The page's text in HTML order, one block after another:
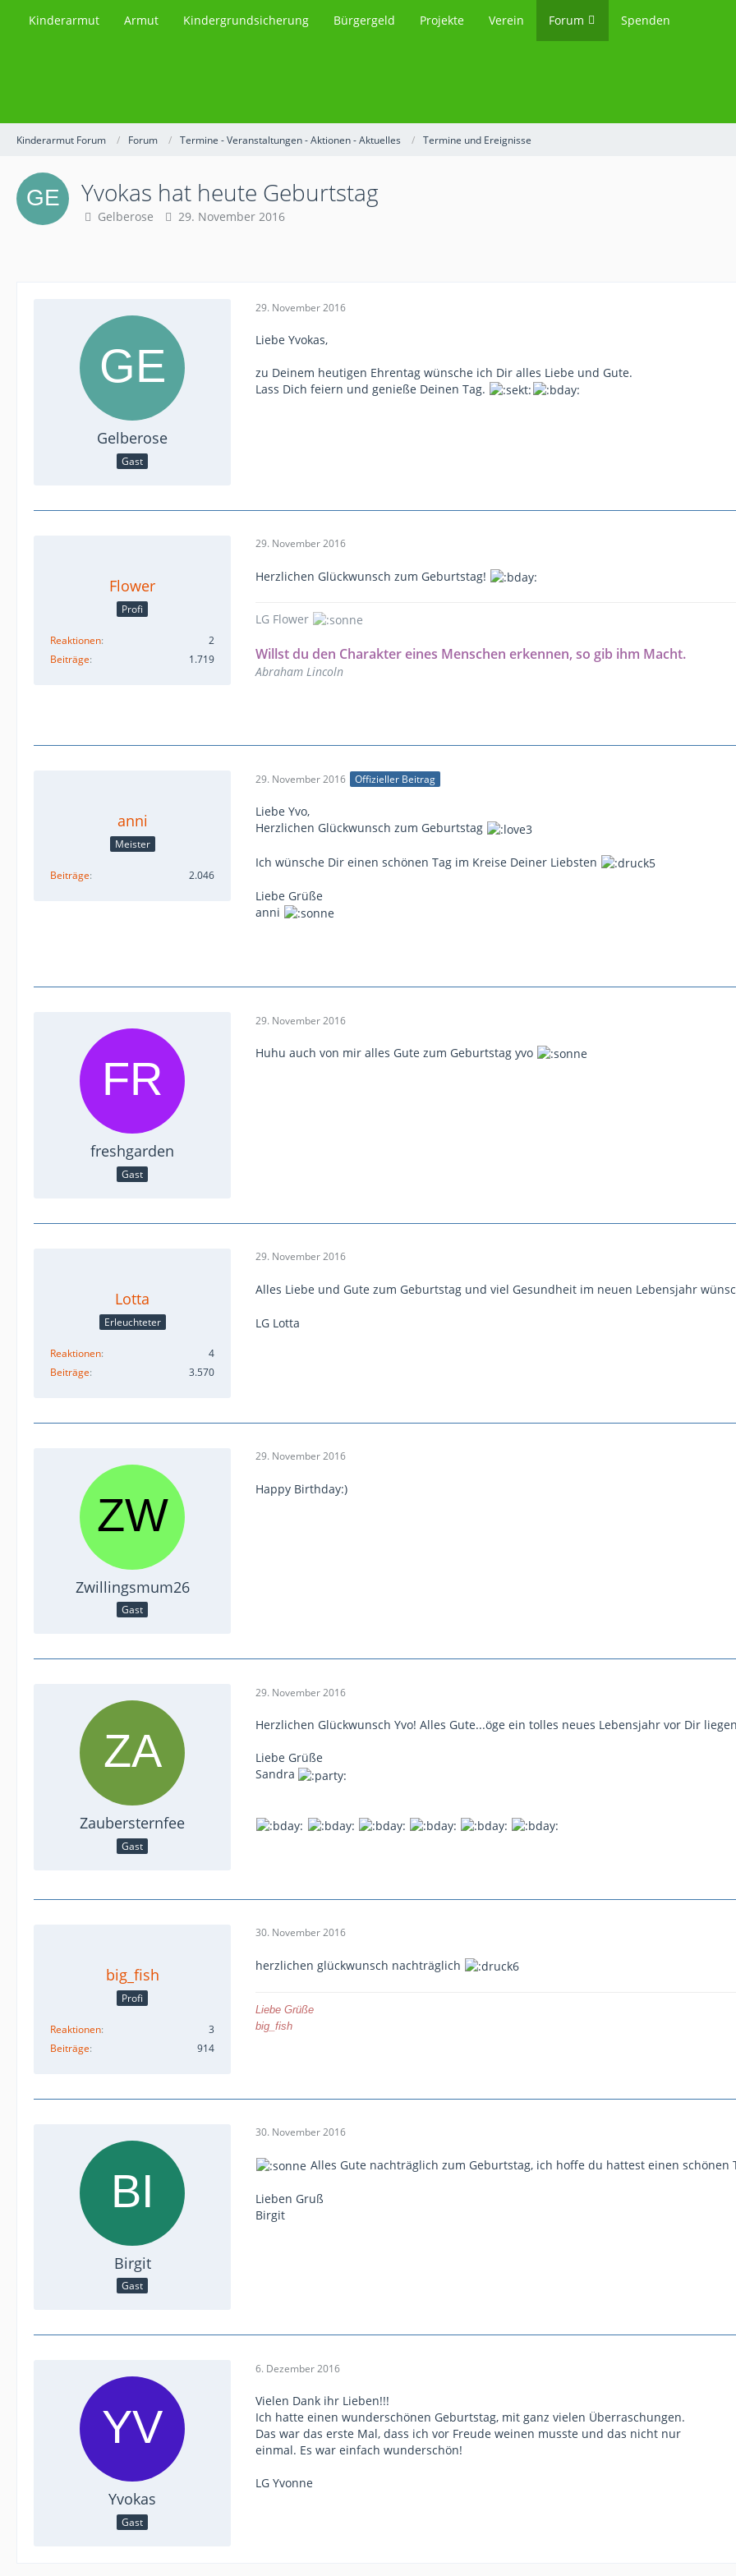
Kinderarmut Armut Kindergrundsicherung Bürgergeld Projekte Verein Forum Spenden
Kinderarmut Forum Forum Termine - Veranstaltungen - Aktionen - Aktuelles Termine und Ereignisse
Yvokas hat heute Geburtstag
Gelberose 29. November 2016
Gelberose
Gast
29. November 2016
Liebe Yvokas,
zu Deinem heutigen Ehrentag wünsche ich Dir alles Liebe und Gute.
Lass Dich feiern und genieße Deinen Tag.
Flower
Profi
Reaktionen
2
Beiträge
1.719
29. November 2016
Herzlichen Glückwunsch zum Geburtstag!
LG Flower
Willst du den Charakter eines Menschen erkennen, so gib ihm Macht.
Abraham Lincoln
anni
Meister
Beiträge 2.046
29. November 2016 Offizieller Beitrag
Liebe Yvo,
Herzlichen Glückwunsch zum Geburtstag
Ich wünsche Dir einen schönen Tag im Kreise Deiner Liebsten
Liebe Grüße
anni
freshgarden
Gast
29. November 2016
Huhu auch von mir alles Gute zum Geburtstag yvo
Lotta
Erleuchteter
Reaktionen
4
Beiträge
3.570
29. November 2016
Alles Liebe und Gute zum Geburtstag und viel Gesundheit im neuen Lebensjahr
LG Lotta
Zwillingsmum26
Gast
29. November 2016
Happy Birthday:)
Zaubersternfee
Gast
29. November 2016
Herzlichen Glückwunsch Yvo! Alles Gute...öge ein tolles neues Lebensjahr vor Dir
Liebe Grüße
Sandra
big_fish
Profi
Reaktionen
3
Beiträge
914
30. November 2016
herzlichen glückwunsch nachträglich
Liebe Grüße
big_fish
Birgit
Gast
30. November 2016
Alles Gute nachträglich zum Geburtstag, ich hoffe du hattest einen schönen
Lieben Gruß
Birgit
Yvokas
Gast
6. Dezember 2016
Vielen Dank ihr Lieben!!!
Ich hatte einen wunderschönen Geburtstag, mit ganz vielen Überraschungen.
Das war das erste Mal, dass ich vor Freude weinen musste und das nicht nur
einmal. Es war einfach wunderschön!
LG Yvonne